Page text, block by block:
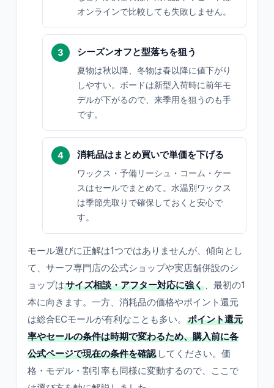
オンラインで比較しても失敗しません。
シーズンオフと型落ちを狙う
夏物は秋以降、冬物は春以降に値下がり
しやすい。ボードは新型入荷時に前年モ
デルが下がるので、来季用を狙うのも手
です。
消耗品はまとめ買いで単価を下げる
ワックス・予備リーシュ・コーム・ケー
スはセールでまとめて。水温別ワックス
は季節先取りで確保しておくと安心で
す。
モール選びに正解は1つではありませんが、傾向とし
て、サーフ専門店の公式ショップや実店舗併設のシ
ョップはサイズ相談・アフター対応に強く 、最初の1
本に向きます。一方、消耗品の価格やポイント還元
は総合ECモールが有利なことも多い。
ポイント還元
率やセールの条件は時期で変わるため、購入前に各
公式ページで現在の条件を確認 してください。価
格・モデル・割引率も同様に変動するので、ここで